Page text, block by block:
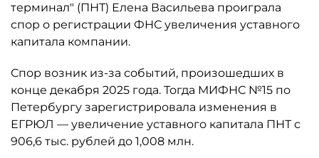
терминал" (ПНТ) Елена Васильева проиграла
спор о регистрации ФНС увеличения уставного
капитала компании.
Спор возник из-за событий, произошедших в
конце декабря 2025 года. Тогда МИФНС №15 по
Петербургу зарегистрировала изменения в
ЕГРЮЛ — увеличение уставного капитала ПНТ с
906,6 тыс. рублей до 1,008 млн.